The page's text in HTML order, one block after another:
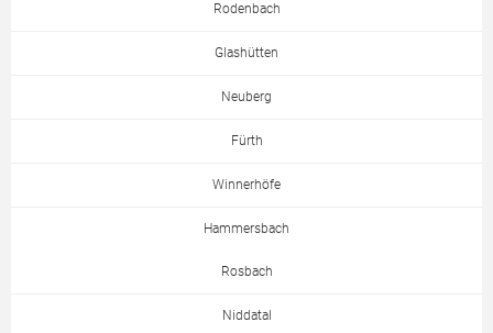
Rodenbach
Glashütten
Neuberg
Fürth
Winnerhöfe
Hammersbach
Rosbach
Niddatal